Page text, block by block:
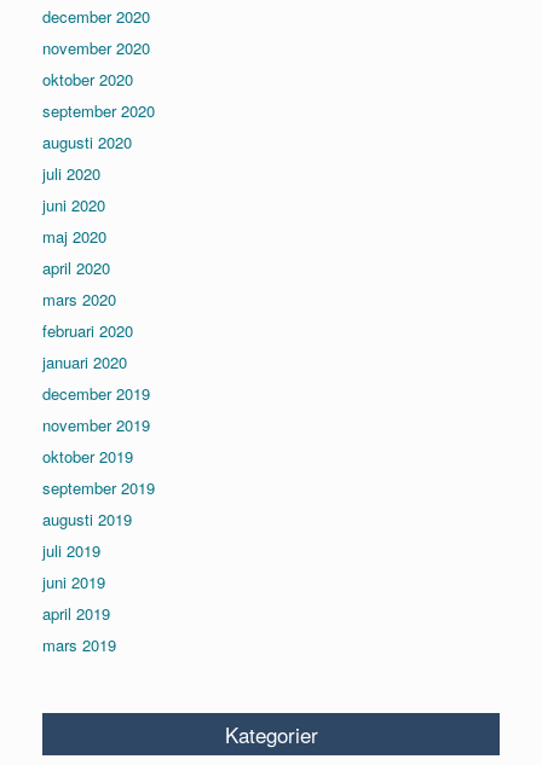
december 2020
november 2020
oktober 2020
september 2020
augusti 2020
juli 2020
juni 2020
maj 2020
april 2020
mars 2020
februari 2020
januari 2020
december 2019
november 2019
oktober 2019
september 2019
augusti 2019
juli 2019
juni 2019
april 2019
mars 2019
Kategorier